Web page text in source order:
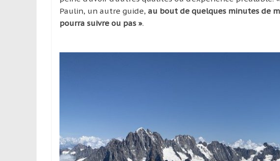
Paulin, un autre guide, au bout de quelques minutes de
pourra suivre ou pas ».